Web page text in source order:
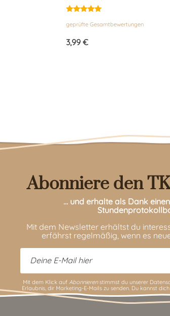
mit
von 5
geprüfte Gesamtbewertungen
3,99 €
Abonniere den
… und erhalte als Dank
Mit dem Newsletter erhältst du
erfährst regelmäßig, wenn es
Mit dem Klick auf Abonnierenstimmst du unserer
Erlaubnis, dir Marketing-E-Mails zu senden. Du kannst